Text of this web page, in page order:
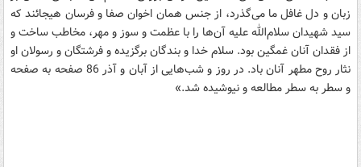
زبان و دل غافل ما می‌گذرد، از جنس همان اخوان صفا و فرسان هیجائند که
سید شهیدان سلام‌الله‌ علیه آن‌ها را با عظمت و سوز و مهر، مخاطب ساخت و
از فقدان آنان غمگین بود. سلام خدا و بندگان برگزیده و فرشتگان و رسولان او
نثار روح مطهر آنان باد. در روز و شب‌هایی از آبان و آذر ‌86 صفحه به صفحه
و سطر به سطر مطالعه و نیوشیده شد.»